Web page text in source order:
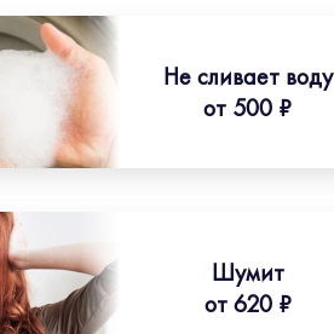
Не сливает воду
от 500 ₽
Шумит
от 620 ₽